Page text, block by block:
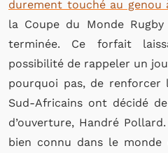
durement touché au genou
la Coupe du Monde
terminée. Ce forfait
possibilité de rappeler un
pourquoi pas, de renforcer
Sud-Africains ont décidé
d’ouverture, Handré
bien connu dans le